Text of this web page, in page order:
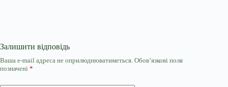
Залишити відповідь
Ваша e-mail адреса не оприлюднюватиметься. Обов’язкові поля
позначені *